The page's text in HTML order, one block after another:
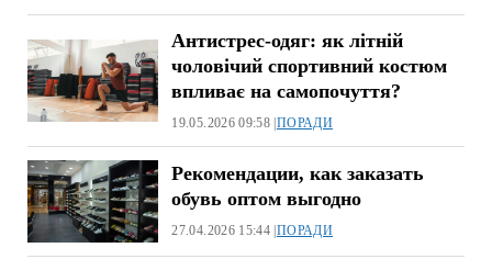
Антистрес-одяг: як літній
чоловічий спортивний костюм
впливає на самопочуття?
19.05.2026 09:58 |ПОРАДИ
Рекомендации, как заказать
обувь оптом выгодно
27.04.2026 15:44 | ПОРАДИ